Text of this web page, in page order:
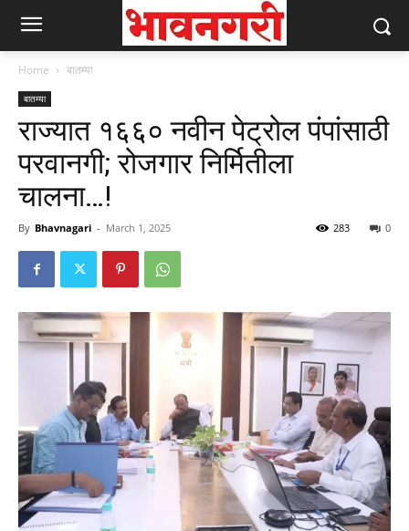
Home बातम्या
बातम्या
राज्यात १६६० नवीन पेट्रोल पंपांसाठी
परवानगी; रोजगार निर्मितीला
चालना…!
By Bhavnagari - March 1, 2025 0
283